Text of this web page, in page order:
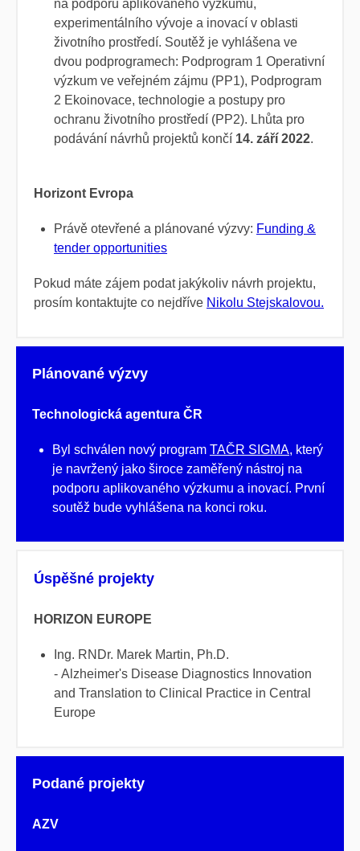
na podporu aplikovaného výzkumu,
experimentálního vývoje a inovací v oblasti
životního prostředí. Soutěž je vyhlášena ve
dvou podprogramech: Podprogram 1 Operativní
výzkum ve veřejném zájmu (PP1), Podprogram
2 Ekoinovace, technologie a postupy pro
ochranu životního prostředí (PP2). Lhůta pro
podávání návrhů projektů končí 14. září 2022.
Horizont Evropa
Právě otevřené a plánované výzvy: Funding &
tender opportunities
Pokud máte zájem podat jakýkoliv návrh projektu,
prosím kontaktujte co nejdříve Nikolu Stejskalovou.
Plánované výzvy
Technologická agentura ČR
Byl schválen nový program TAČR SIGMA, který
je navržený jako široce zaměřený nástroj na
podporu aplikovaného výzkumu a inovací. První
soutěž bude vyhlášena na konci roku.
Úspěšné projekty
HORIZON EUROPE
Ing. RNDr. Marek Martin, Ph.D.
- Alzheimer's Disease Diagnostics Innovation
and Translation to Clinical Practice in Central
Europe
Podané projekty
AZV